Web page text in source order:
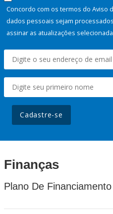
Concordo com os termos do Aviso
dados pessoais sejam
assinar as atualizações
Cadastre-se
Finanças
Plano De